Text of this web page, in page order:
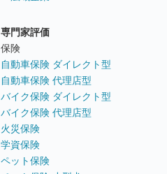
専門家評価
保険
自動車保険 ダイレクト型
自動車保険 代理店型
バイク保険 ダイレクト型
バイク保険 代理店型
火災保険
学資保険
ペット保険